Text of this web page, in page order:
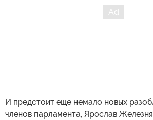
И предстоит еще немало новых
членов парламента, Ярослав